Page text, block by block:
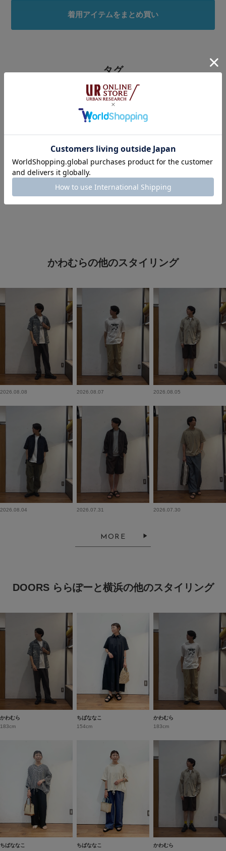
着用アイテムをまとめ買い
タグ
#シンプルコーデ #お出かけコーデ
#メンズファッション
#DOORS #春カラー #春服 #春のアクティブコーデ
#カジュアルセットアップ
かわむらの他のスタイリング
2026.08.08 2026.08.07 2026.08.05
2026.08.04 2026.07.31 2026.07.30
MORE
DOORS ららぽーと横浜の他のスタイリング
かわむら
183cm
ちばななこ
154cm
かわむら
183cm
ちばななこ
ちばななこ
かわむら